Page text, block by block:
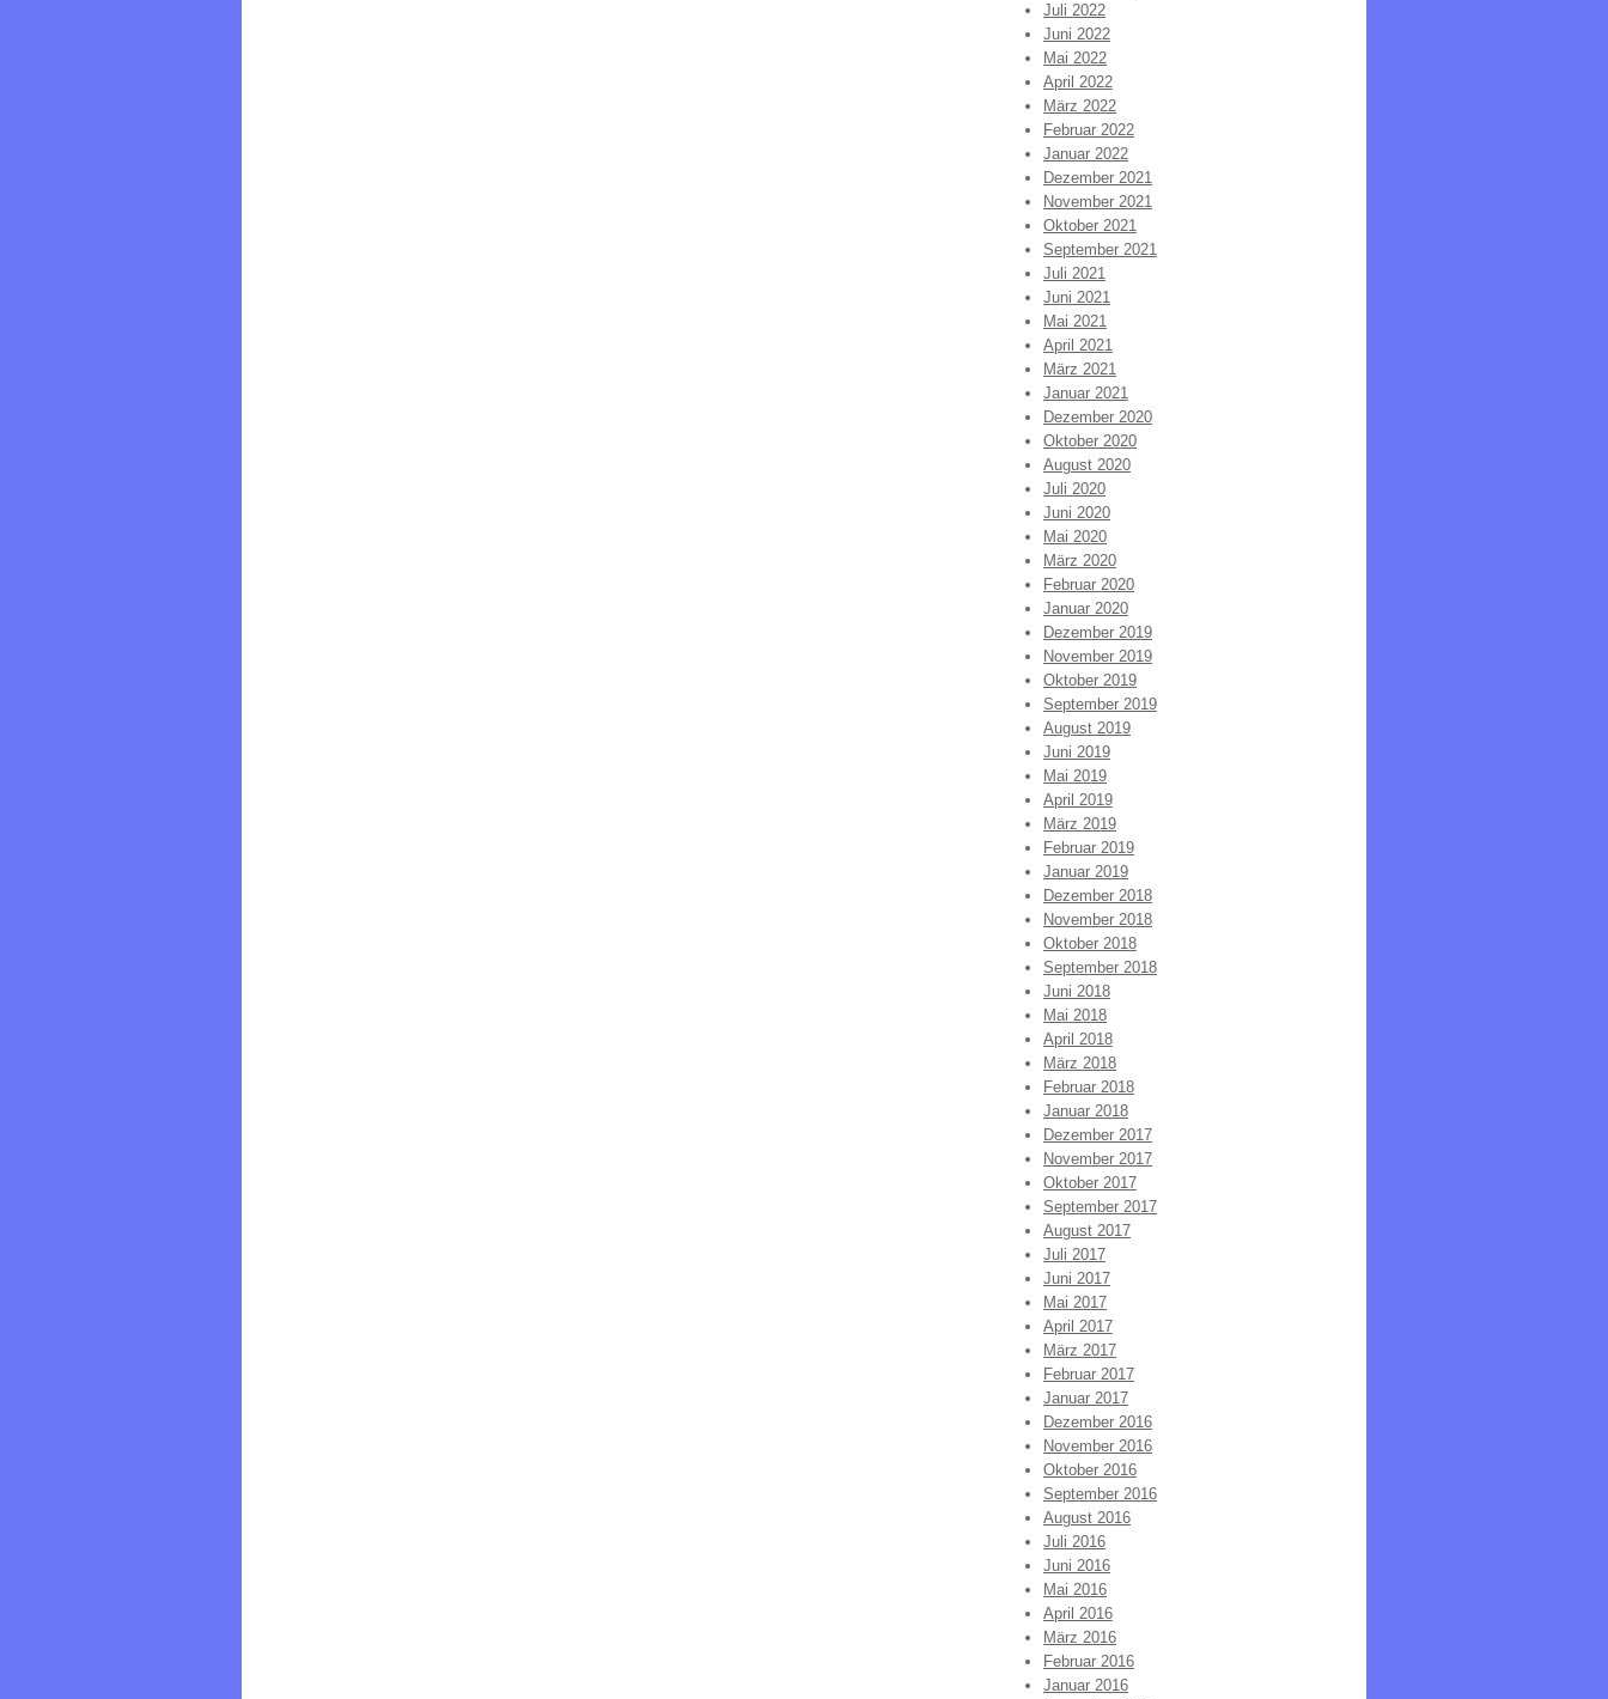
Juli 2022
Juni 2022
Mai 2022
April 2022
März 2022
Februar 2022
Januar 2022
Dezember 2021
November 2021
Oktober 2021
September 2021
Juli 2021
Juni 2021
Mai 2021
April 2021
März 2021
Januar 2021
Dezember 2020
Oktober 2020
August 2020
Juli 2020
Juni 2020
Mai 2020
März 2020
Februar 2020
Januar 2020
Dezember 2019
November 2019
Oktober 2019
September 2019
August 2019
Juni 2019
Mai 2019
April 2019
März 2019
Februar 2019
Januar 2019
Dezember 2018
November 2018
Oktober 2018
September 2018
Juni 2018
Mai 2018
April 2018
März 2018
Februar 2018
Januar 2018
Dezember 2017
November 2017
Oktober 2017
September 2017
August 2017
Juli 2017
Juni 2017
Mai 2017
April 2017
März 2017
Februar 2017
Januar 2017
Dezember 2016
November 2016
Oktober 2016
September 2016
August 2016
Juli 2016
Juni 2016
Mai 2016
April 2016
März 2016
Februar 2016
Januar 2016